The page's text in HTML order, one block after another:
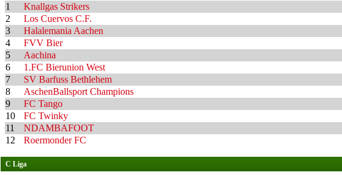
1
Knallgas Strikers
2
Los Cuervos C.F.
3
Halalemania Aachen
4
FVV Bier
5
Aachina
6
1.FC Bierunion West
7
SV Barfuss Bethlehem
8
AschenBallsport Champions
9
FC Tango
10
FC Twinky
11
NDAMBAFOOT
12
Roermonder FC
C Liga